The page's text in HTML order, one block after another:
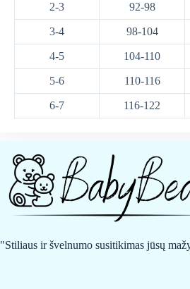
2-3 92-98
3-4 98-104
4-5 104-110
5-6 110-116
6-7 116-122
"Stiliaus ir švelnumo susitikimas jūsų